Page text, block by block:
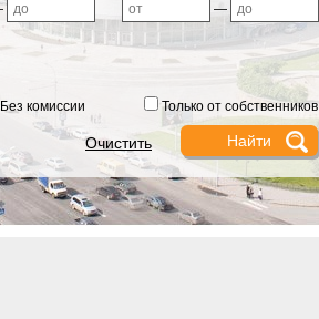
—
Без комиссии Только от собственников
Очистить